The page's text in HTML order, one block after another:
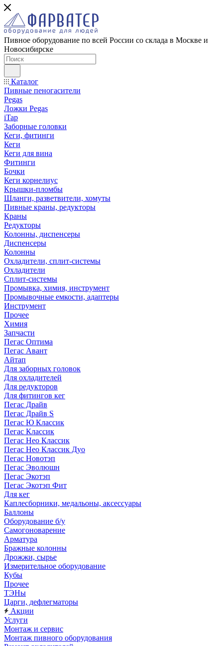
Пивное оборудование по всей России со склада в Москве и
Новосибирске
Каталог
Пивные пеногасители
Pegas
Ложки Pegas
iTap
Заборные головки
Кеги, фитинги
Кеги
Кеги для вина
Фитинги
Бочки
Кеги корнелиус
Крышки-пломбы
Шланги, разветвители, хомуты
Пивные краны, редукторы
Краны
Редукторы
Колонны, диспенсеры
Диспенсеры
Колонны
Охладители, сплит-системы
Охладители
Сплит-системы
Промывка, химия, инструмент
Промывочные емкости, адаптеры
Инструмент
Прочее
Химия
Запчасти
Пегас Оптима
Пегас Авант
Айтап
Для заборных головок
Для охладителей
Для редукторов
Для фитингов кег
Пегас Драйв
Пегас Драйв S
Пегас Ю Классик
Пегас Классик
Пегас Нео Классик
Пегас Нео Классик Дуо
Пегас Новотэп
Пегас Эволюшн
Пегас Экотэп
Пегас Экотэп Фит
Для кег
Каплесборники, медальоны, аксессуары
Баллоны
Оборудование б/у
Самогоноварение
Арматура
Бражные колонны
Дрожжи, сырье
Измерительное оборудование
Кубы
Прочее
ТЭНы
Царги, дефлегматоры
Акции
Услуги
Монтаж и сервис
Монтаж пивного оборудования